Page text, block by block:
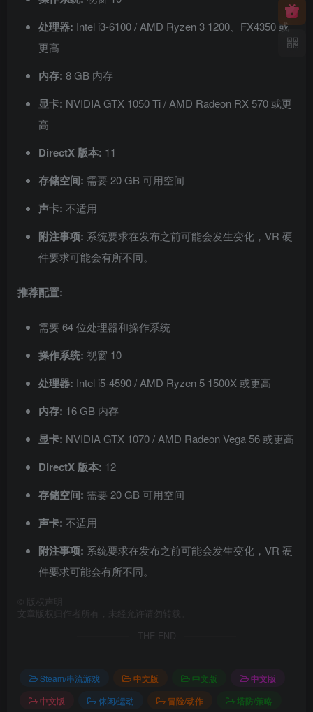
处理器: Intel i3-6100 / AMD Ryzen 3 1200、FX4350 或
更高
内存: 8 GB 内存
显卡: NVIDIA GTX 1050 Ti / AMD Radeon RX 570 或更
高
DirectX 版本: 11
存储空间: 需要 20 GB 可用空间
声卡: 不适用
附注事项: 系统要求在发布之前可能会发生变化，VR 硬
件要求可能会有所不同。
推荐配置:
需要 64 位处理器和操作系统
操作系统: 视窗 10
处理器: Intel i5-4590 / AMD Ryzen 5 1500X 或更高
内存: 16 GB 内存
显卡: NVIDIA GTX 1070 / AMD Radeon Vega 56 或更高
DirectX 版本: 12
存储空间: 需要 20 GB 可用空间
声卡: 不适用
附注事项: 系统要求在发布之前可能会发生变化，VR 硬
件要求可能会有所不同。
版权声明
文章版权归作者所有，未经允许请勿转载。
THE END
Steam/串流游戏 中文版 中文版
中文版
中文版
休闲/运动 冒险/动作
塔防/策略